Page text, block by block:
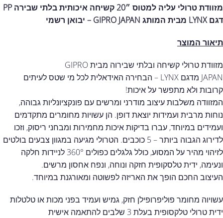
מזוודת טרולי עליה למטוס ״20 קשיחה איכותית בלתי שבירה PP
דגם LYNX מבית המותג GIPRO JAPAN – יבואן רשמי
תיאור המוצר
מזוודת טרולי קשיחה ובלתי שבירוה מבית GIPRO
JAPAN מדגם LYNX – הבחירה האידאלית לכל מי שטס לעיתים
קרובות ולא מתפשר על איכות!
המזוודה משלבות עיצוב מודרני ומרשים עם פונקציונליות גבוהה,
נוחות מרבית ועמידות יוצאת דופן. הן עשויות מחומרים מתקדמים
ועמידים במיוחד, עברו בדיקות איכות מחמירות ומבחני ריסוק, וזכו
לדירוג הגבוה ביותר – 5 כוכבים. הטרולי מגיעה במגוון צבעים בולטים
לזיהוי מהיר על המסוע, כולל גלגלים כפולים 360° לניידות חלקה
ונעימה, ידית טלסקופית חזקה ונוחה, ונפח אחסון מרשים.
העיצוב החכם הופך את האריזה לפשוטה ומאורגנת במיוחד.
עשויוה מחומר פוליפרופילן חזק, גמיש ועמיד בפני מכות או טלטלות
ידית טרולי טלקסופית בעלת 3 שלבים להתאמה אישית